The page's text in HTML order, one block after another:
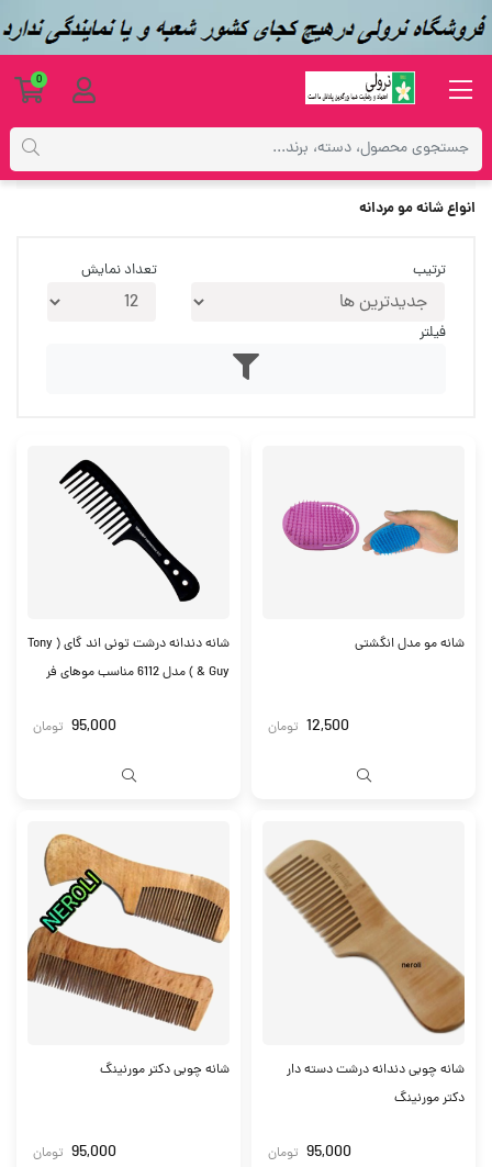
انواع شانه مو مردانه
ترتیب تعداد نمایش
فیلتر
شانه مو مدل انگشتی
12,500 تومان
شانه دندانه درشت تونی اند گای ( Tony
& Guy ) مدل 6112 مناسب موهای فر
95,000 تومان
شانه چوبی دندانه درشت دسته دار
دکتر مورنینگ
95,000 تومان
شانه چوبی دکتر مورنینگ
95,000 تومان
0